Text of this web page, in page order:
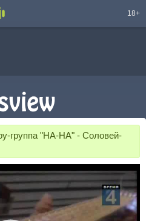
18+
группа "НА-НА" - Соловей-